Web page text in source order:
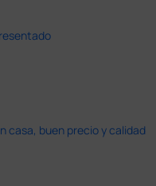
casa, buen precio y calidad